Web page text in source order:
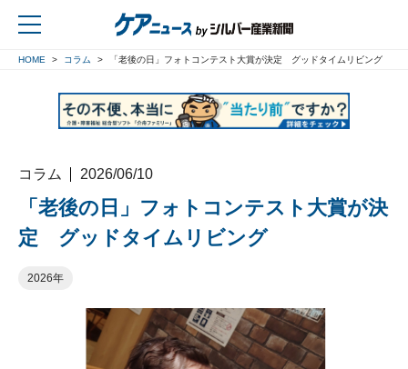
HOME コラム 「老後の日」フォトコンテスト大賞が決定 グッドタイムリビング
コラム 2026/06/10
「老後の日」フォトコンテスト大賞が決
定 グッドタイムリビング
2026年